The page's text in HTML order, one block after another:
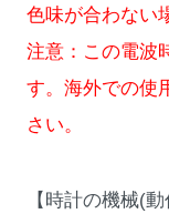
色味が合わない
注意：この電波
す。海外での使
さい。
【時計の機械(